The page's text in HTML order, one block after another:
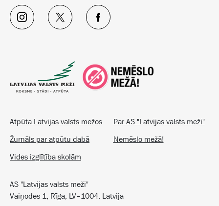
Atpūta Latvijas valsts mežos
Par AS "Latvijas valsts meži"
Žurnāls par atpūtu dabā
Nemēslo mežā!
Vides izglītība skolām
AS "Latvijas valsts meži"
Vaiņodes 1, Rīga, LV–1004, Latvija